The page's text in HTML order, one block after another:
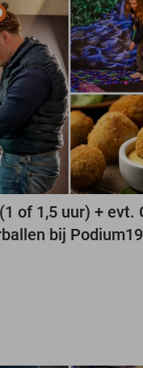
of 1,5 uur) + evt.
bij Podium19